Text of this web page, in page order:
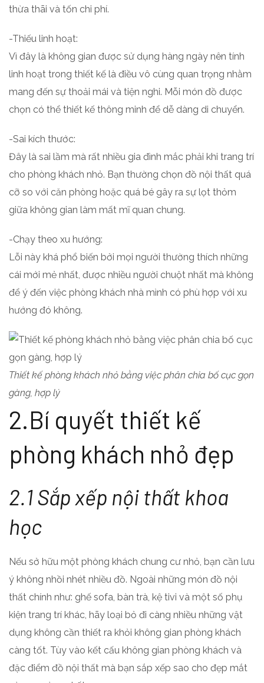
thừa thãi và tốn chi phí.
-Thiếu linh hoạt:
Vì đây là không gian được sử dụng hàng ngày nên tính
linh hoạt trong thiết kế là điều vô cùng quan trọng nhằm
mang đến sự thoải mái và tiện nghi. Mỗi món đồ được
chọn có thể thiết kế thông minh để dễ dàng di chuyển.
-Sai kích thước:
Đây là sai lầm mà rất nhiều gia đình mắc phải khi trang trí
cho phòng khách nhỏ. Bạn thường chọn đồ nội thất quá
cỡ so với căn phòng hoặc quá bé gây ra sự lọt thỏm
giữa không gian làm mất mĩ quan chung.
-Chạy theo xu hướng:
Lỗi này khá phổ biến bởi mọi người thường thích những
cái mới mẻ nhất, được nhiều người chuột nhất mà không
để ý đến việc phòng khách nhà mình có phù hợp với xu
hướng đó không.
Thiết kế phòng khách nhỏ bằng việc phân chia bố cục gọn
gàng, hợp lý
2.Bí quyết thiết kế
phòng khách nhỏ đẹp
2.1 Sắp xếp nội thất khoa
học
Nếu sở hữu một phòng khách chung cư nhỏ, bạn cần lưu
ý không nhồi nhét nhiều đồ. Ngoài những món đồ nội
thất chính như: ghế sofa, bàn trà, kệ tivi và một số phụ
kiện trang trí khác, hãy loại bỏ đi càng nhiều những vật
dụng không cần thiết ra khỏi không gian phòng khách
càng tốt. Tùy vào kết cấu không gian phòng khách và
đặc điểm đồ nội thất mà bạn sắp xếp sao cho đẹp mắt